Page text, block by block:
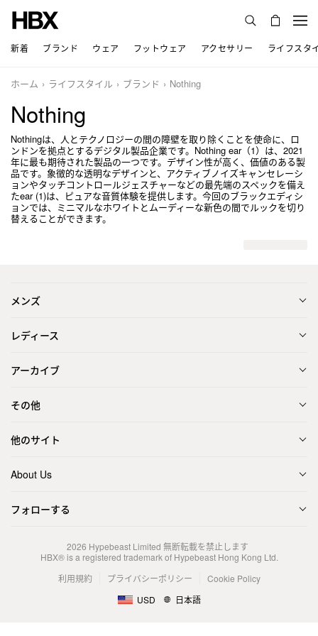
新着 ブランド ウェア フットウェア アクセサリー ライフスタ
ホーム ライフスタイル ブランド Nothing
Nothing
Nothingは、人とテクノロジーの間の障壁を取り除くことを使命に、ロ
ンドンを拠点とするデジタル製品企業です。Nothing ear（1）は、2021
年に最も期待された製品の一つです。デザイン性が高く、価値のある製
品です。象徴的な透明なデザインと、アクティブノイズキャンセレーシ
ョンやタッチコントロールジェスチャーなどの最先端のスペックを備え
たear (1)は、ピュアな音質体験を提供します。今回のブラックエディシ
ョンでは、ミニマルなホワイトとムーディーな新色の間でルックを切り
替えることができます。
メンズ
レディース
アーカイブ
その他
他のサイト
About Us
フォローする
2026 Hypebeast Limited 無断転載を禁止します
HBX® is a registered trademark of Hypebeast Hong Kong Ltd.
利用規約
プライバシーポリシー
Cookie Policy
USD
日本語